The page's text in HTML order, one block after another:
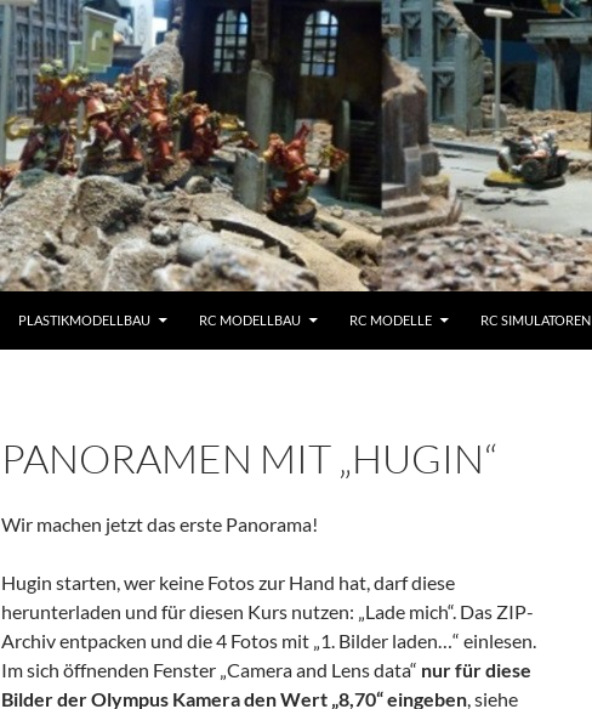
PLASTIKMODELLBAU RC MODELLBAU RC MODELLE RC SIMULATOREN
PANORAMEN MIT „HUGIN“
Wir machen jetzt das erste Panorama!
Hugin starten, wer keine Fotos zur Hand hat, darf diese
herunterladen und für diesen Kurs nutzen: „Lade mich“. Das ZIP-
Archiv entpacken und die 4 Fotos mit „1. Bilder laden…“ einlesen.
Im sich öffnenden Fenster „Camera and Lens data“ nur für diese
Bilder der Olympus Kamera den Wert „8,70“ eingeben, siehe